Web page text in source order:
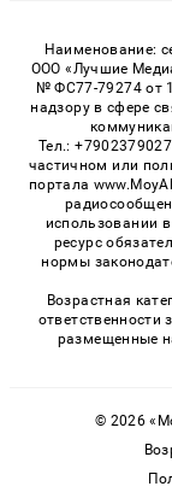
Наименование:
ООО «Лучшие
№ ФС77-79274 от
надзору в сфере
Тел.:
частичном или
портала
использовании
ресурс
нормы
Возрастная
размещенные
© 2026